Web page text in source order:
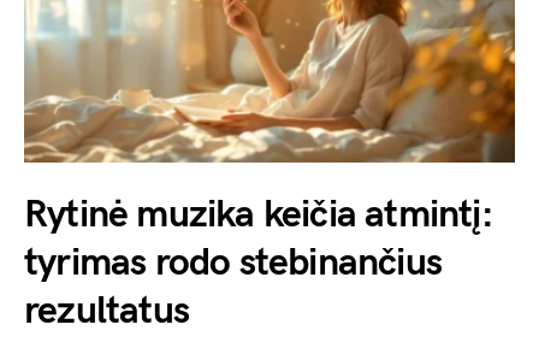
Rytinė muzika keičia atmintį:
tyrimas rodo stebinančius
rezultatus